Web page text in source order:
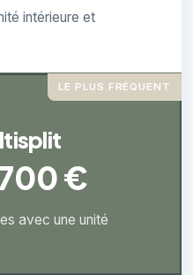
intérieure et
LE PLUS FRÉQUENT
€
avec une unité